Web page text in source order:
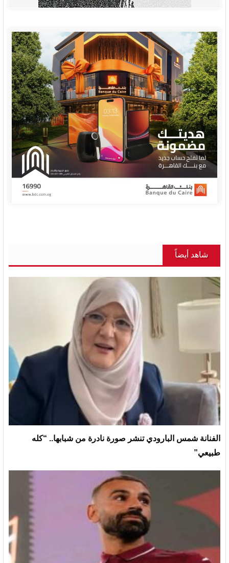
شاهد أيضاً
الفنانة شمس البارودي تنشر صورة نادرة من شبابها.. “كله
طبيعي”